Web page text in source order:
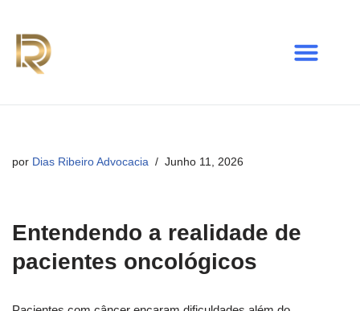
Avançar
para
por Dias Ribeiro Advocacia Junho 11, 2026
Entendendo a realidade de
pacientes oncológicos